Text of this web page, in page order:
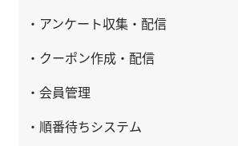
・アンケート収集・配信
・クーポン作成・配信
・会員管理
・順番待ちシステム